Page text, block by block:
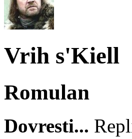
Vrih s'Kiell
Romulan
Dovresti...